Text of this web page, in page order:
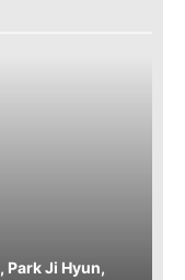
Park Ji Hyun,